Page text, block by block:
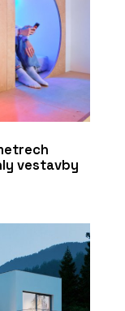
vestavby